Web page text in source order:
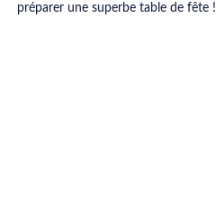
préparer une superbe table de fête !